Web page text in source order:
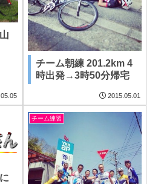
チーム朝練 201.2km 4
時出発→3時50分帰宅
2015.05.01
チーム練習